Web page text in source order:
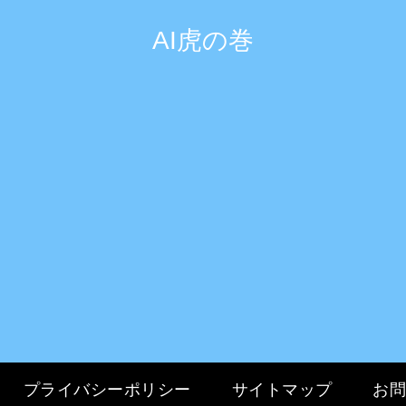
AI虎の巻
プライバシーポリシー サイトマップ お